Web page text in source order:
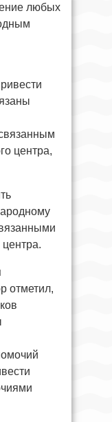
любых
центра,
центра.
отметил,